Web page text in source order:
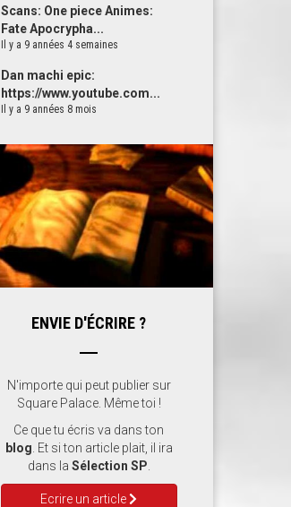
Scans: One piece Animes:
Fate Apocrypha...
Il y a 9 années 4 semaines
Dan machi epic:
https://www.youtube.com...
Il y a 9 années 8 mois
ENVIE D'ÉCRIRE ?
N'importe qui peut publier sur
Square Palace. Même toi !
Ce que tu écris va dans ton
blog . Et si ton article plait, il ira
dans la Sélection SP
Ecrire un article